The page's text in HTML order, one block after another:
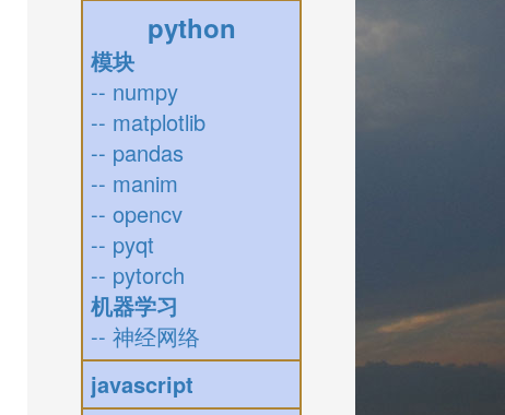
python
模块
-- numpy
-- matplotlib
-- pandas
-- manim
-- opencv
-- pyqt
-- pytorch
机器学习
-- 神经网络
javascript